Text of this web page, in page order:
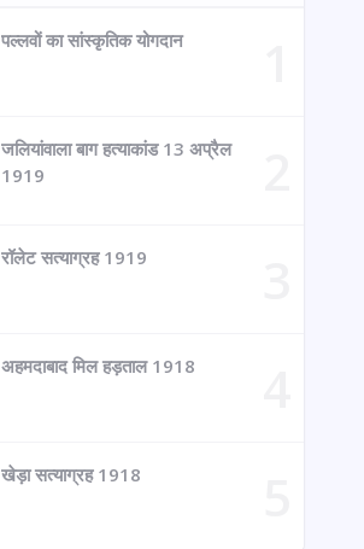
पल्लवों का सांस्कृतिक योगदान
जलियांवाला बाग हत्याकांड 13 अप्रैल
1919
रॉलेट सत्याग्रह 1919
अहमदाबाद मिल हड़ताल 1918
खेड़ा सत्याग्रह 1918